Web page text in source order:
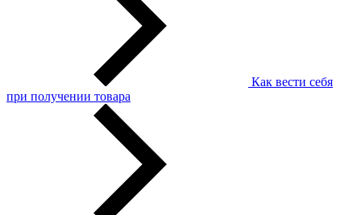
Как вести себя
при получении товара